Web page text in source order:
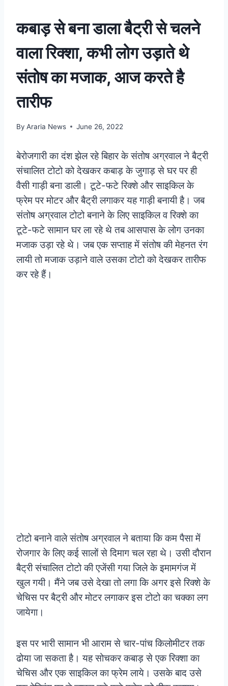
कबाड़ से बना डाला बैट्री से चलने
वाला रिक्शा, कभी लोग उड़ाते थे
संतोष का मजाक, आज करते है
तारीफ
By Araria News June 26, 2022
बेरोजगारी का दंश झेल रहे बिहार के संतोष अग्रवाल ने बैट्री
संचालित टोटो को देखकर कबाड़ के जुगाड़ से घर पर ही
वैसी गाड़ी बना डाली। टूटे-फटे रिक्शे और साइकिल के
फ्रेम पर मोटर और बैट्री लगाकर यह गाड़ी बनायी है। जब
संतोष अग्रवाल टोटो बनाने के लिए साइकिल व रिक्शे का
टूटे-फटे सामान घर ला रहे थे तब आसपास के लोग उनका
मजाक उड़ा रहे थे। जब एक सप्ताह में संतोष की मेहनत रंग
लायी तो मजाक उड़ाने वाले उसका टोटो को देखकर तारीफ
कर रहे हैं।
टोटो बनाने वाले संतोष अग्रवाल ने बताया कि कम पैसा में
रोजगार के लिए कई सालों से दिमाग चल रहा थे। उसी दौरान
बैट्री संचालित टोटो की एजेंसी गया जिले के इमामगंज में
खुल गयी। मैंने जब उसे देखा तो लगा कि अगर इसे रिक्शे के
चेचिस पर बैट्री और मोटर लगाकर इस टोटो का चक्का लग
जायेगा।
इस पर भारी सामान भी आराम से चार-पांच किलोमीटर तक
ढोया जा सकता है। यह सोचकर कबाड़ से एक रिक्शा का
चेचिस और एक साइकिल का फ्रेम लाये। उसके बाद उसे